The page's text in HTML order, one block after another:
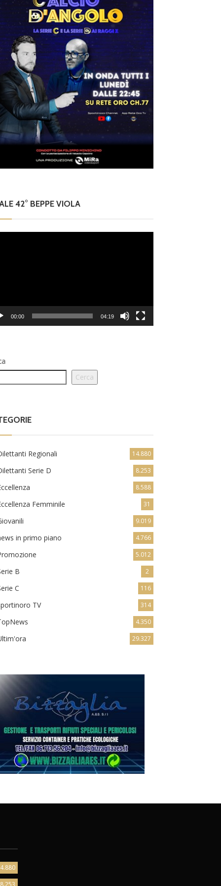
42° BEPPE VIOLA
00:00 04:19
Cerca
Regionali 14.880
Serie D 8.253
8.588
Femminile 31
9.019
in primo piano 4.766
5.012
B 2
C 116
TV 314
4.350
29.327
8.253